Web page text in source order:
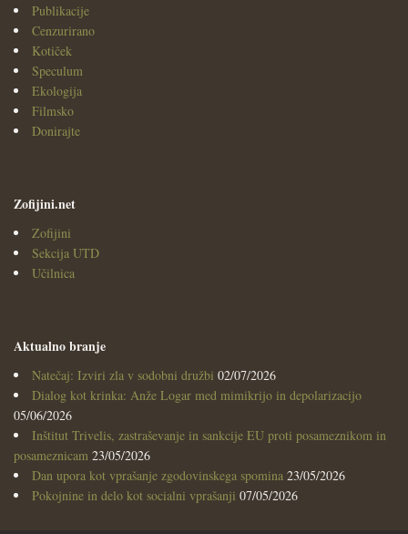
Publikacije
Cenzurirano
Kotiček
Speculum
Ekologija
Filmsko
Donirajte
Zofijini.net
Zofijini
Sekcija UTD
Učilnica
Aktualno branje
Natečaj: Izviri zla v sodobni družbi 02/07/2026
Dialog kot krinka: Anže Logar med mimikrijo in depolarizacijo
05/06/2026
Inštitut Trivelis, zastraševanje in sankcije EU proti posameznikom in
posameznicam 23/05/2026
Dan upora kot vprašanje zgodovinskega spomina 23/05/2026
Pokojnine in delo kot socialni vprašanji 07/05/2026